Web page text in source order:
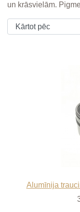
un krāsvielām.
Alumīnija